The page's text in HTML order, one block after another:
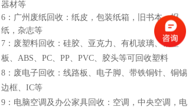
器材等
6 ：广州废纸回收：纸皮，包装纸箱，旧书本，报
纸，杂志等
7 ：废塑料回收：硅胶、亚克力、有机玻璃、铝塑
板、 ABS、 PC、 PP、 PVC、胶头等可回收塑料
8 ：废电子回收：线路板、电子脚、带铁铜针、铜锡
边框、 IC等
9 ：电脑空调及办公家具回收：空调，中央空调，电